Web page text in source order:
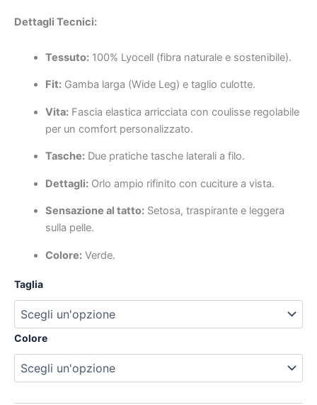
Dettagli Tecnici:
Tessuto:100% Lyocell (fibra naturale e sostenibile).
Fit:Gamba larga (Wide Leg) e taglio culotte.
Vita:Fascia elastica arricciata con coulisse regolabile
per un comfort personalizzato.
Tasche:Due pratiche tasche laterali a filo.
Dettagli:Orlo ampio rifinito con cuciture a vista.
Sensazione al tatto:Setosa, traspirante e leggera
sulla pelle.
Colore:Verde.
Taglia
Colore